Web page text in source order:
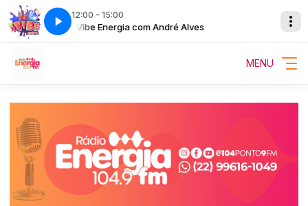
12:00 - 15:00
Na Vibe Energia com André Alves
MENU